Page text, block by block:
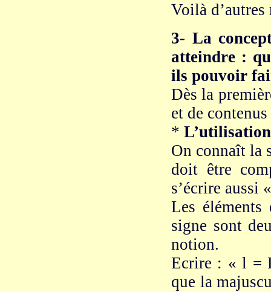
Voilà
3- La
atteindre :
ils pouvoir
Dès la
et de
*
On connaît la
doit être
s’écrire aussi
Les
signe sont
notion.
Ecrire : « l =
que la